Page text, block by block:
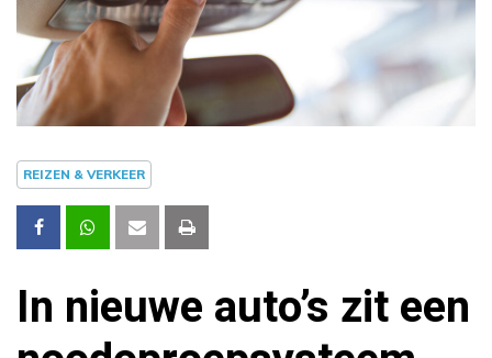
REIZEN & VERKEER
In nieuwe auto’s zit een